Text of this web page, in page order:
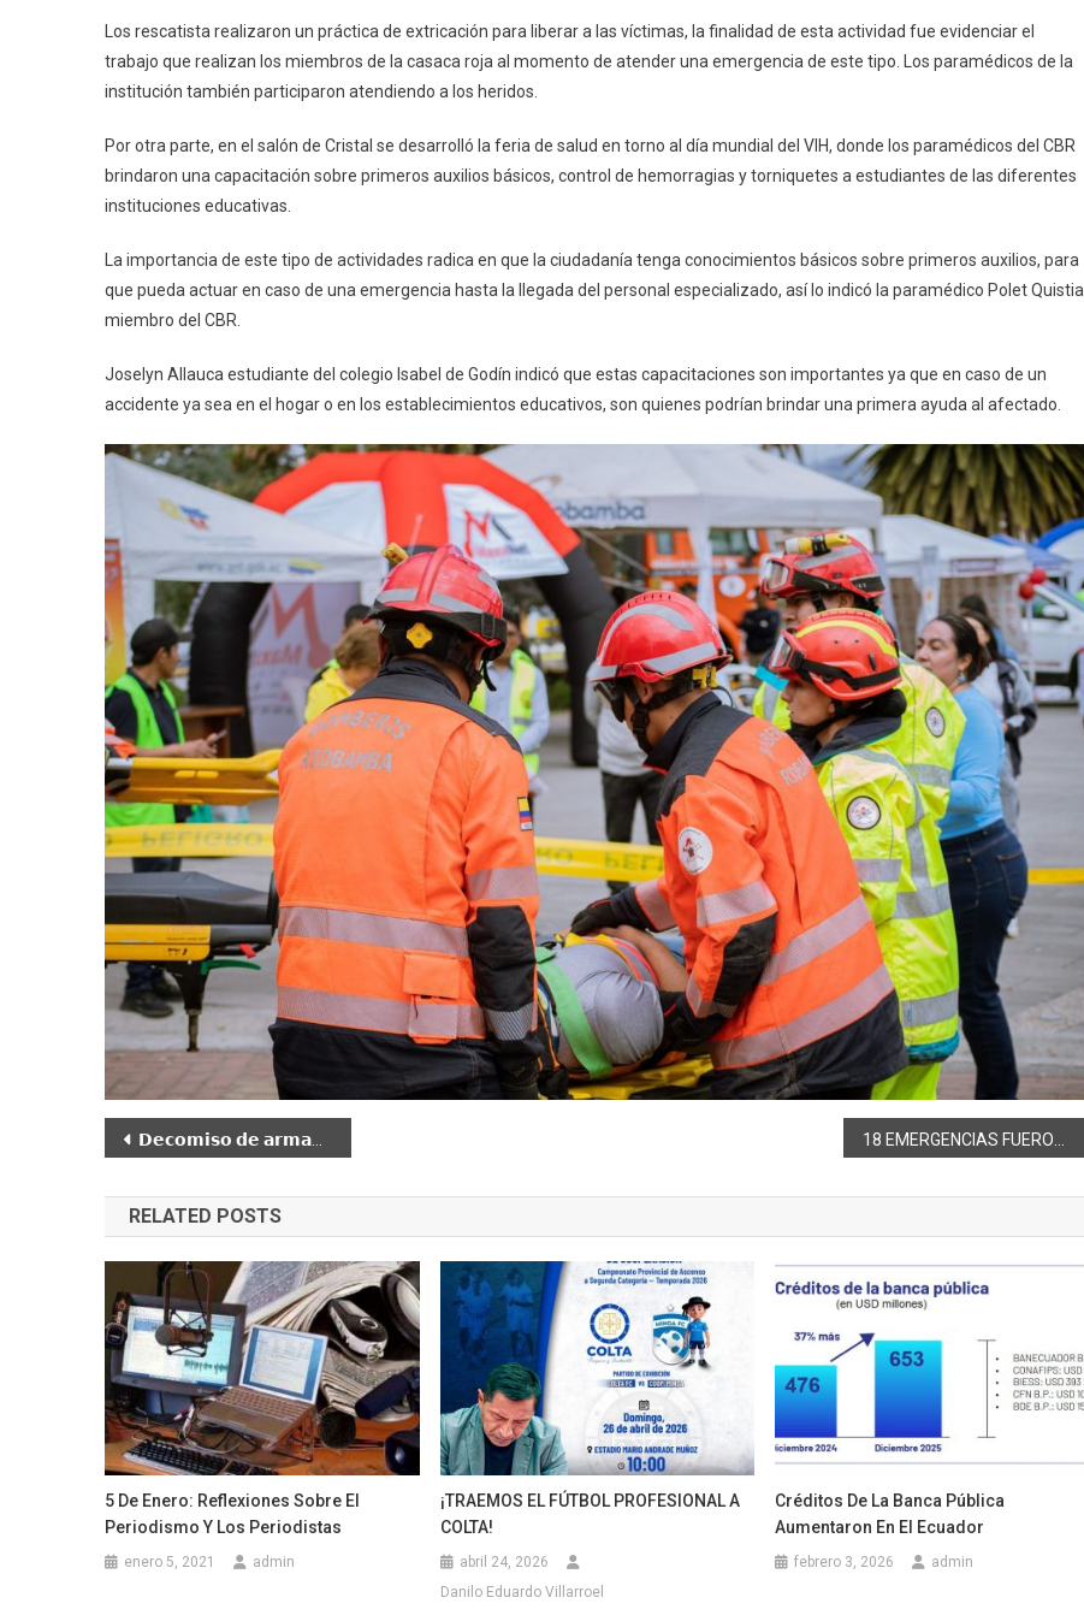
Los rescatista realizaron un práctica de extricación para liberar a las víctimas, la finalidad de esta actividad fue evidenciar el
trabajo que realizan los miembros de la casaca roja al momento de atender una emergencia de este tipo. Los paramédicos de la
institución también participaron atendiendo a los heridos.
Por otra parte, en el salón de Cristal se desarrolló la feria de salud en torno al día mundial del VIH, donde los paramédicos del CBR
brindaron una capacitación sobre primeros auxilios básicos, control de hemorragias y torniquetes a estudiantes de las diferentes
instituciones educativas.
La importancia de este tipo de actividades radica en que la ciudadanía tenga conocimientos básicos sobre primeros auxilios, para
que pueda actuar en caso de una emergencia hasta la llegada del personal especializado, así lo indicó la paramédico Polet Quistial
miembro del CBR.
Joselyn Allauca estudiante del colegio Isabel de Godín indicó que estas capacitaciones son importantes ya que en caso de un
accidente ya sea en el hogar o en los establecimientos educativos, son quienes podrían brindar una primera ayuda al afectado.
Navegación
de
entradas
𝗗𝗲𝗰𝗼𝗺𝗶𝘀𝗼 𝗱𝗲 𝗮𝗿𝗺𝗮𝘀, 𝗺𝘂𝗻𝗶𝗰𝗶𝗼𝗻𝗲𝘀 𝘆 𝗲𝘅𝗽𝗹𝗼𝘀𝗶𝘃𝗼𝘀 por parte de las Fuerzas Armadas de Ecuador 18 EMERGENCIAS FUERON ATENDIDAS POR BOMBEROS RIOBAMBA
RELATED POSTS
5 De Enero: Reflexiones Sobre El
Periodismo Y Los Periodistas
enero 5, 2021 admin
¡TRAEMOS EL FÚTBOL PROFESIONAL A
COLTA!
abril 24, 2026
Danilo Eduardo Villarroel
Créditos De La Banca Pública
Aumentaron En El Ecuador
febrero 3, 2026 admin